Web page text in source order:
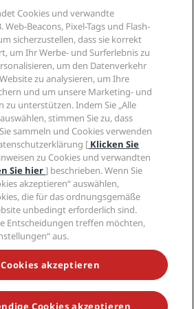
Hotels
– Unser Engagement
Hotels
UNSERE BELIEBTESTEN
ANGEBOTE
Cookies und verwandte
Web-Beacons, Pixel-Tags und Flash-
sicherzustellen, dass sie korrekt
um Ihr Werbe- und Surferlebnis zu
um den Datenverkehr
zu analysieren, um Ihre
und um unsere Marketing- und
zu unterstützen. Indem Sie „Alle
stimmen Sie zu, dass
sammeln und Cookies verwenden
[ Klicken Sie
zu Cookies und verwandten
Sie hier] beschrieben. Wenn Sie
akzeptieren“ auswählen,
die für das ordnungsgemäße
unbedingt erforderlich sind.
Entscheidungen treffen möchten,
aus.
akzeptieren
Cookies akzeptieren